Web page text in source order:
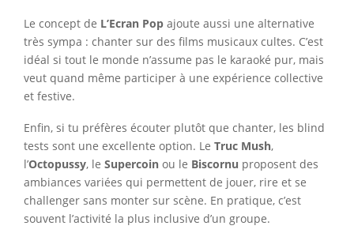
Le concept de L’Ecran Pop ajoute aussi une alternative
très sympa : chanter sur des films musicaux cultes. C’est
idéal si tout le monde n’assume pas le karaoké pur, mais
veut quand même participer à une expérience collective
et festive.
Enfin, si tu préfères écouter plutôt que chanter, les blind
tests sont une excellente option. Le Truc Mush,
l’Octopussy, le Supercoin ou le Biscornu proposent des
ambiances variées qui permettent de jouer, rire et se
challenger sans monter sur scène. En pratique, c’est
souvent l’activité la plus inclusive d’un groupe.